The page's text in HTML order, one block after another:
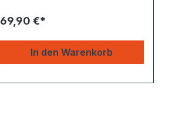
69,90 €*
In den Warenkorb